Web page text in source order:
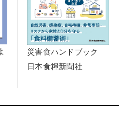
災害食ハンドブック
日本食糧新聞社